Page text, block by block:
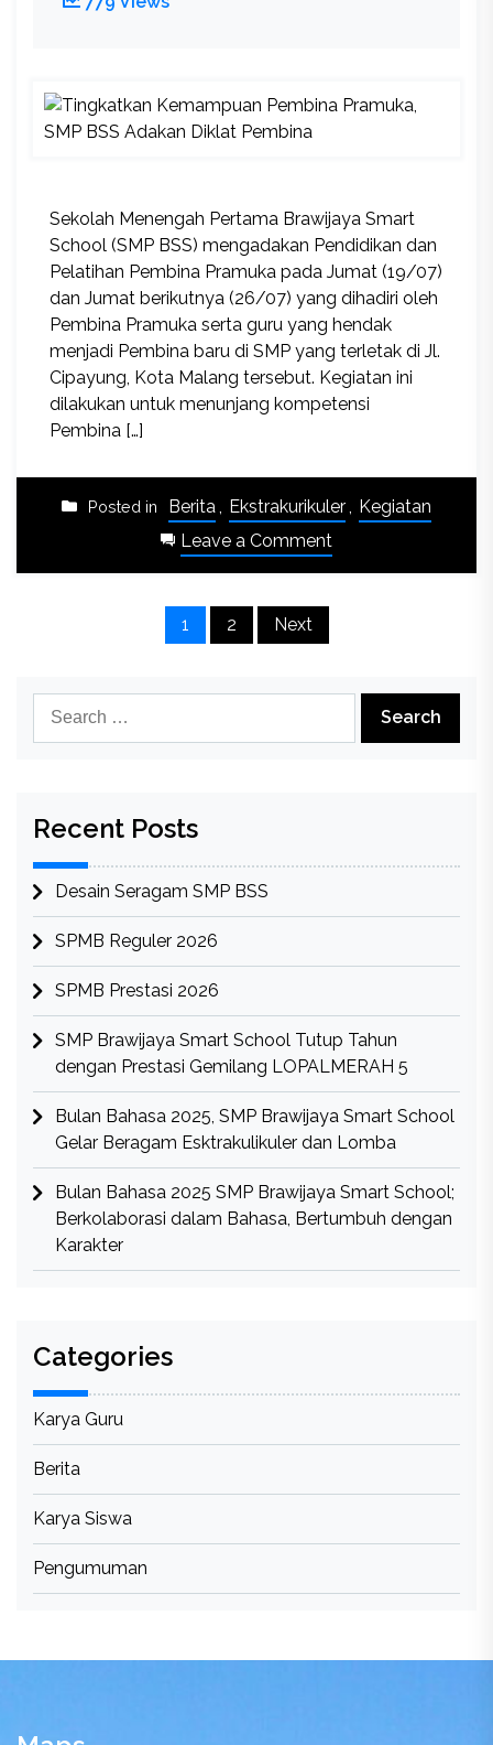
Sekolah Menengah Pertama Brawijaya Smart
School (SMP BSS) mengadakan Pendidikan dan
Pelatihan Pembina Pramuka pada Jumat (19/07)
dan Jumat berikutnya (26/07) yang dihadiri oleh
Pembina Pramuka serta guru yang hendak
menjadi Pembina baru di SMP yang terletak di Jl.
Cipayung, Kota Malang tersebut. Kegiatan ini
dilakukan untuk menunjang kompetensi
Pembina […]
Posted in Berita Ekstrakurikuler
Kegiatan
Leave a Comment
BSS
Adakan
1 2 Next
Recent Posts
Desain Seragam SMP BSS
SPMB Reguler 2026
SPMB Prestasi 2026
SMP Brawijaya Smart School Tutup Tahun
dengan Prestasi Gemilang LOPALMERAH 5
Bulan Bahasa 2025, SMP Brawijaya Smart School
Gelar Beragam Esktrakulikuler dan Lomba
Bulan Bahasa 2025 SMP Brawijaya Smart School;
Berkolaborasi dalam Bahasa, Bertumbuh dengan
Karakter
Categories
Karya Guru
Berita
Karya Siswa
Pengumuman